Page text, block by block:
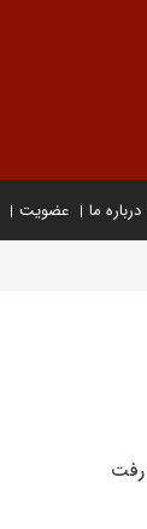
درباره ما عضویت
رفت